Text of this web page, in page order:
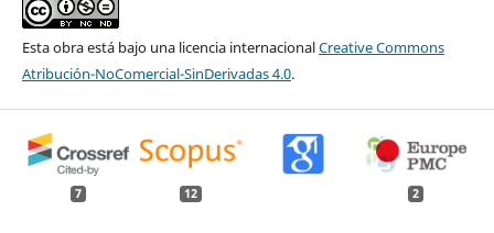
Esta obra está bajo una licencia internacionalCreative Commons
Atribución-NoComercial-SinDerivadas 4.0.
7 12 2